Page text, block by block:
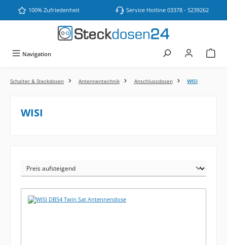
Zum Hauptinhalt springen
100% Zufriedenheit Service Hotline 03378 - 5239262
Navigation
Schalter & Steckdosen Antennentechnik Anschlussdosen WISI
WISI